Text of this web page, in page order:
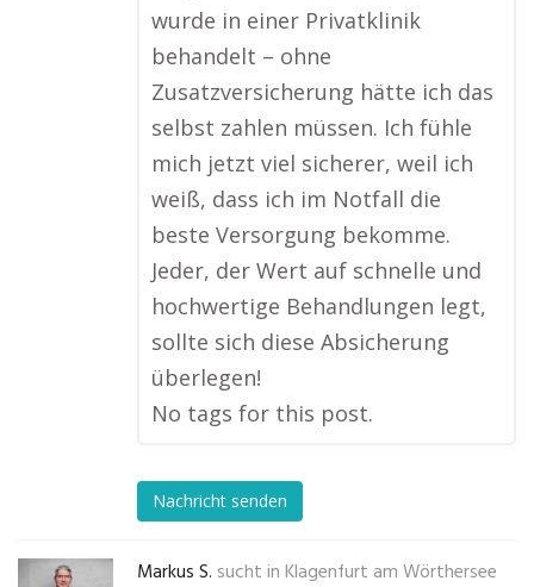
wurde in einer Privatklinik
behandelt – ohne
Zusatzversicherung hätte ich das
selbst zahlen müssen. Ich fühle
mich jetzt viel sicherer, weil ich
weiß, dass ich im Notfall die
beste Versorgung bekomme.
Jeder, der Wert auf schnelle und
hochwertige Behandlungen legt,
sollte sich diese Absicherung
überlegen!
No tags for this post.
Nachricht senden
Markus S. sucht in Klagenfurt am Wörthersee